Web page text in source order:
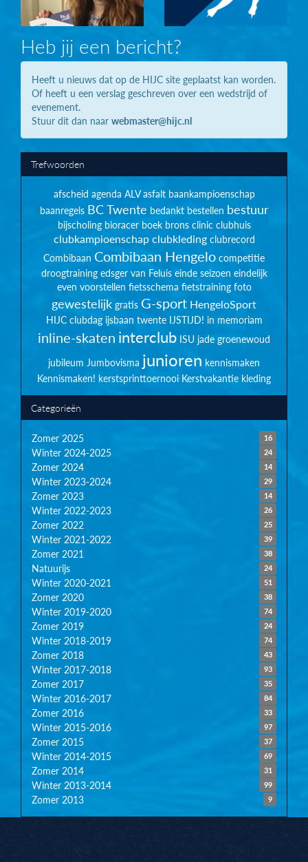
Heb jij een bericht?
Heeft u nieuws dat op de HIJC site geplaatst kan worden.
Of heeft u een verslag geschreven over een wedstrijd of
evenement.
Stuur dit dan naar webmaster@hijc.nl
Trefwoorden
afscheid agenda ALV asfalt baankampioenschap
baanregels BC Twente bedankt bestellen bestuur
bijscholing bioracer boek brons clinic clubhuis
clubkampioenschapclubkleding clubrecord
Combibaan Combibaan Hengelo competitie
droogtraining edsger van Feluis einde seizoen eindelijk
even voorstellen fietsschema fietstraining foto
gewestelijk gratis G-sport HengeloSport
HIJC clubdag ijsbaan twente IJSTIJD! in memoriam
inline-skaten interclub ISU jade groenewoud
jubileum Jumbovisma junioren kennismaken
Kennismaken! kerstsprinttoernooi Kerstvakantie kleding
Categorieën
16
Zomer 2025
24
Winter 2024-2025
14
Zomer 2024
29
Winter 2023-2024
14
Zomer 2023
26
Winter 2022-2023
25
Zomer 2022
39
Winter 2021-2022
38
Zomer 2021
24
Natuurijs
51
Winter 2020-2021
38
Zomer 2020
74
Winter 2019-2020
24
Zomer 2019
74
Winter 2018-2019
43
Zomer 2018
93
Winter 2017-2018
35
Zomer 2017
84
Winter 2016-2017
33
Zomer 2016
97
Winter 2015-2016
37
Zomer 2015
69
Winter 2014-2015
31
Zomer 2014
99
Winter 2013-2014
9
Zomer 2013